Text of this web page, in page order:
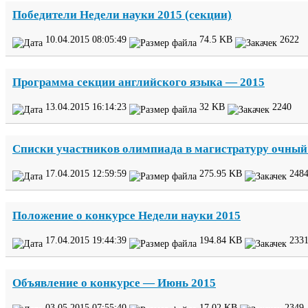
Победители Недели науки 2015 (секции)
10.04.2015 08:05:49 74.5 KB 2622
Программа секции английского языка —2015
13 04 2015 16:14:23 32 KB 2240
Списки участников олимпиада в магистратуру очный
17 04 2015 12:59:59 275 95 KB 2484
Положение о конкурсе Недели науки 2015
17.04.2015 19:44:39 194.84 KB 2331
Объявление о конкурсе — Июнь 2015